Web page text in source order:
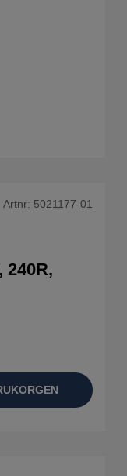
Artnr: 5021177-01
240R,